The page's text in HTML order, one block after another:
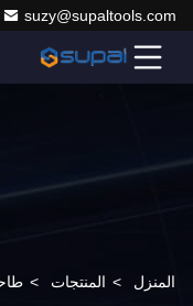
suzy@supaltools.com
المنزل > المنتجات >